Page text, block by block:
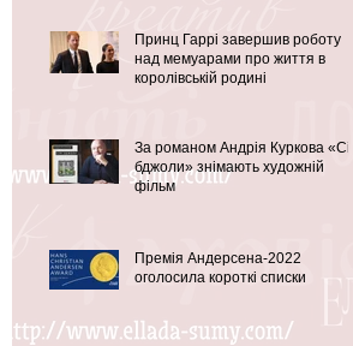
Принц Гаррі завершив роботу
над мемуарами про життя в
королівській родині
За романом Андрія Куркова «Сірі
бджоли» знімають художній
фільм
Премія Андерсена-2022
оголосила короткі списки